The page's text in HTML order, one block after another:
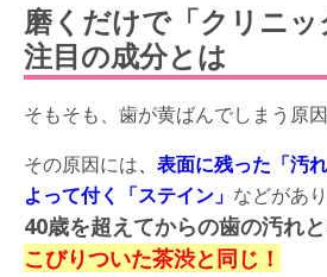
磨くだけで「クリニ
注目の成分とは
そもそも、歯が黄ばんでしまう原
その原因には、 表面に残った「汚
よって付く「ステイン」 などがあり
40歳を超えてからの歯の汚れと
こびりついた茶渋と同じ！